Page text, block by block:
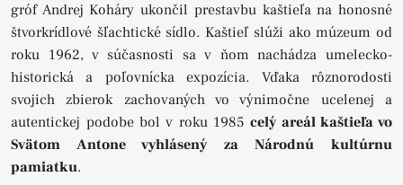
gróf Andrej Koháry ukončil prestavbu kaštieľa na honosné
štvorkrídlové šľachtické sídlo. Kaštieľ slúži ako múzeum od
roku 1962, v súčasnosti sa v ňom nachádza umelecko-
historická a poľovnícka expozícia. Vďaka rôznorodosti
svojich zbierok zachovaných vo výnimočne ucelenej a
autentickej podobe bol v roku 1985 celý areál kaštieľa vo
Svätom Antone vyhlásený za Národnú kultúrnu
pamiatku.